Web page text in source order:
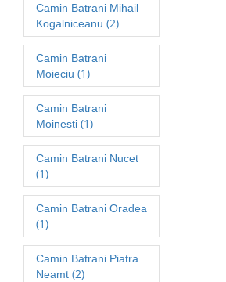
Camin Batrani Mihail
Kogalniceanu (2)
Camin Batrani
Moieciu (1)
Camin Batrani
Moinesti (1)
Camin Batrani Nucet
(1)
Camin Batrani Oradea
(1)
Camin Batrani Piatra
Neamt (2)